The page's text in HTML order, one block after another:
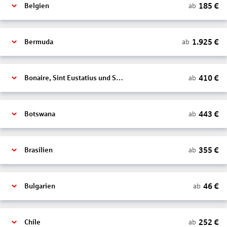
Belgien ab 185 €
Bermuda ab 1.925 €
Bonaire, Sint Eustatius und Saba ab 410€
Botswana ab 443 €
Brasilien ab 355 €
Bulgarien ab 46€
Chile ab 252 €